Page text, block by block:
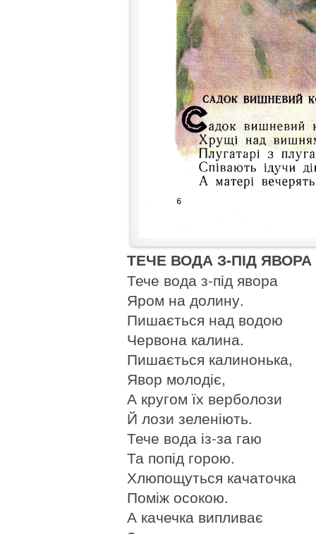
ТЕЧЕ ВОДА З-ПІД ЯВОРА
Тече вода з-під явора
Яром на долину.
Пишається над водою
Червона калина.
Пишається калинонька,
Явор молодіє,
А кругом їх верболози
Й лози зеленіють.
Тече вода із-за гаю
Та попід горою.
Хлюпощуться качаточка
Поміж осокою.
А качечка випливає